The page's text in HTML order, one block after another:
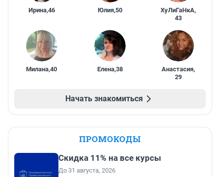
Ирина,46 Юлия,50 ХуЛиГаНкА,
43
Милана,40 Елена,38 Анастасия,
29
Начать знакомиться
ПРОМОКОДЫ
Скидка 11% на все курсы
До 31 августа, 2026